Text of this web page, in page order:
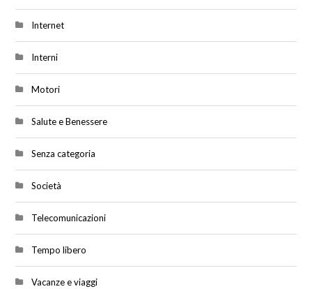
Internet
Interni
Motori
Salute e Benessere
Senza categoria
Società
Telecomunicazioni
Tempo libero
Vacanze e viaggi